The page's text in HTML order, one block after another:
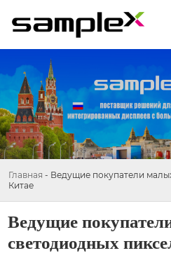
Главная - Ведущие покупатели
Китае
Ведущие
светодиодных